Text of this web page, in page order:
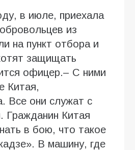
в июле, приехала
из
на пункт отбора и
защищать
офицер.– С ними
Китая,
Все они служат с
Гражданин Китая
в бою, что такое
В машину, где